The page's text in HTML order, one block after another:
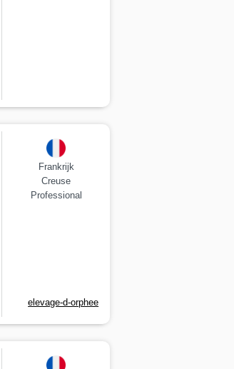
Frankrijk
Creuse
Professional
elevage-d-orphee